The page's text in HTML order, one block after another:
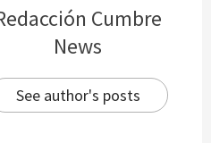
Cumbre
News
See author's posts